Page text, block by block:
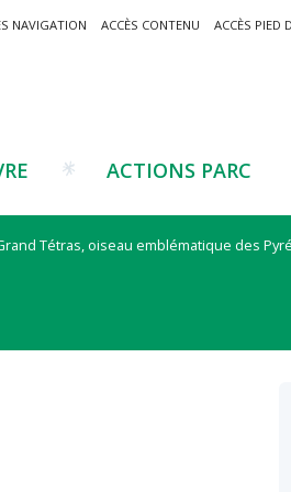
NAVIGATION ACCÈS CONTENU ACCÈS PIED
ACTIONS PARC
Tétras, oiseau emblématique des